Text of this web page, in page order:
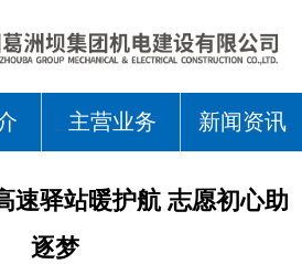
主营业务 新闻资讯
速驿站暖护航 志愿初心助
逐梦